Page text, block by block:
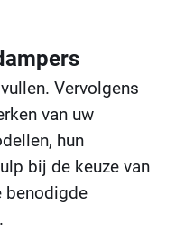
Vervolgens
van uw
hun
bij de keuze van
benodigde